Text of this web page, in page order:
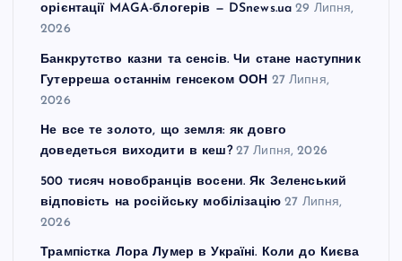
орієнтації MAGA-блогерів — DSnews.ua 29 Липня,
2026
Банкрутство казни та сенсів. Чи стане наступник
Гутерреша останнім генсеком ООН 27 Липня,
2026
Не все те золото, що земля: як довго
доведеться виходити в кеш? 27 Липня, 2026
500 тисяч новобранців восени. Як Зеленський
відповість на російську мобілізацію 27 Липня,
2026
Трампістка Лора Лумер в Україні. Коли до Києва